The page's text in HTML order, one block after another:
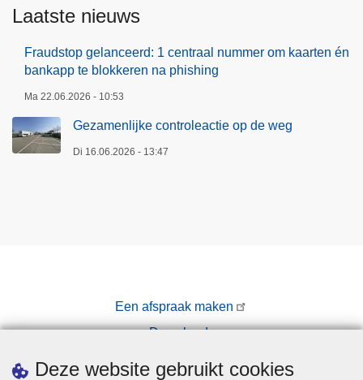
Deze website gebruikt cookies
Laatste nieuws
Fraudstop gelanceerd: 1 centraal nummer om kaarten én
bankapp te blokkeren na phishing
Ma 22.06.2026 - 10:53
Gezamenlijke controleactie op de weg
Di 16.06.2026 - 13:47
Een afspraak maken
Downloads